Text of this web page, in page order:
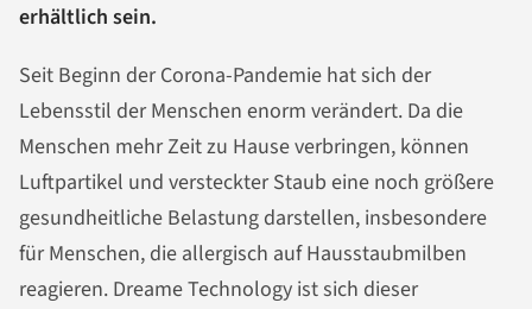
erhältlich sein.
Seit Beginn der Corona-Pandemie hat sich der
Lebensstil der Menschen enorm verändert. Da die
Menschen mehr Zeit zu Hause verbringen, können
Luftpartikel und versteckter Staub eine noch größere
gesundheitliche Belastung darstellen, insbesondere
für Menschen, die allergisch auf Hausstaubmilben
reagieren. Dreame Technology ist sich dieser